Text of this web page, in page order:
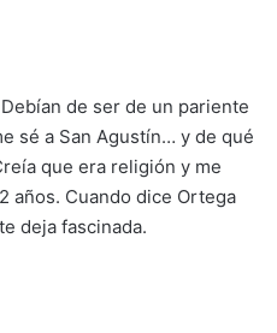
de ser de un pariente
sé a San Agustín… y de qué
que era religión y me
años. Cuando dice Ortega
deja fascinada.